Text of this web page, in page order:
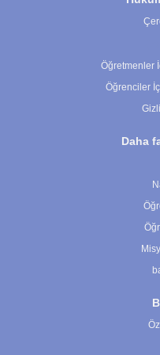
Öğretmenler
Öğrenciler
Daha